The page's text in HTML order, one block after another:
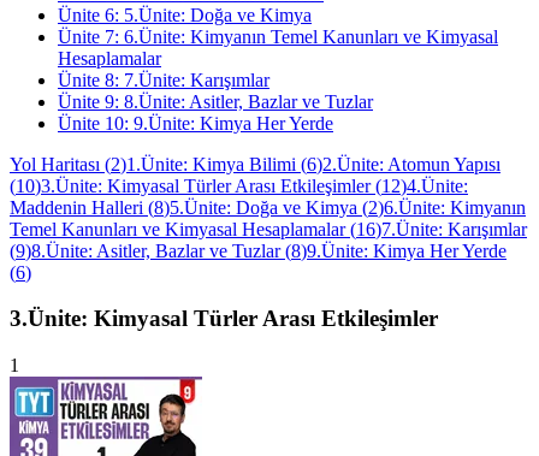
Ünite 6: 5.Ünite: Doğa ve Kimya
Ünite 7: 6.Ünite: Kimyanın Temel Kanunları ve Kimyasal
Hesaplamalar
Ünite 8: 7.Ünite: Karışımlar
Ünite 9: 8.Ünite: Asitler, Bazlar ve Tuzlar
Ünite 10: 9.Ünite: Kimya Her Yerde
Yol Haritası (2)1.Ünite: Kimya Bilimi (6)2.Ünite: Atomun Yapısı
(10)3.Ünite: Kimyasal Türler Arası Etkileşimler(12)4.Ünite:
Maddenin Halleri (8)5.Ünite: Doğa ve Kimya (2)6.Ünite: Kimyanın
Temel Kanunları ve Kimyasal Hesaplamalar(16)7.Ünite: Karışımlar
(9)8.Ünite: Asitler, Bazlar ve Tuzlar(8)9.Ünite: Kimya Her Yerde
(6)
3.Ünite: Kimyasal Türler Arası Etkileşimler
1